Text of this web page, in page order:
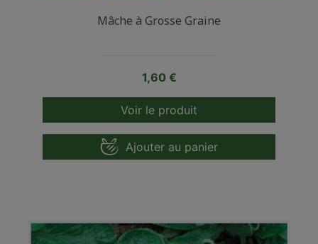
Mâche à Grosse Graine
Prix
1,60 €
Voir le produit
Ajouter au panier